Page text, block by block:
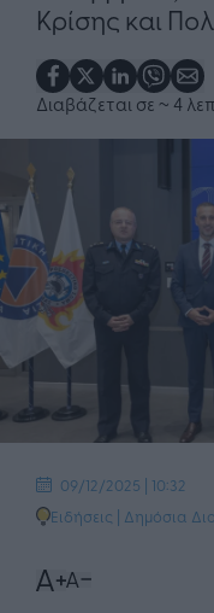
Κρίσης και
Διαβάζεται σε ~ 4
09/12/2025 | 10:32
Ειδήσεις | Δημόσια